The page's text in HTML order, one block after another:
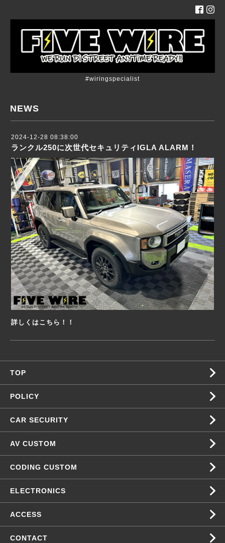
#wiringspecialist
NEWS
2024-12-28 08:38:00
ランクル250に次世代セキュリティIGLA ALARM！
詳しくはこちら！！
TOP
POLICY
CAR SECURITY
AV CUSTOM
CODING CUSTOM
ELECTRONICS
ACCESS
CONTACT